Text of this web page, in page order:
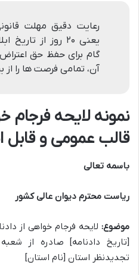
رعایت دقیق مهلت
یعنی ۲۰ روز از
گام برای حفظ حق
آن، تمامی فرصت ها را از
نمونه لایحه فرجام
قالب عمومی و قابل
باسمه تعالی
ریاست محترم دیوان عالی کشور
موضوع: لایحه فرجام خواهی از
[تاریخ دادنامه] صادره از
تجدیدنظر استان [نام استان]